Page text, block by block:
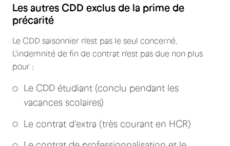
Les autres CDD exclus de la prime de
précarité
Le CDD saisonnier n'est pas le seul concerné.
L'indemnité de fin de contrat n'est pas due non plus
pour :
Le CDD étudiant (conclu pendant les
vacances scolaires)
Le contrat d'extra (très courant en HCR)